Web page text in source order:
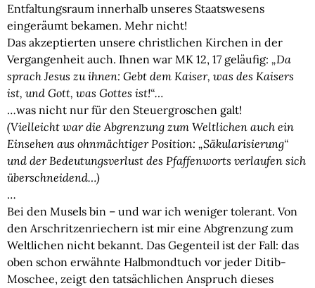
Entfaltungsraum innerhalb unseres Staatswesens
eingeräumt bekamen. Mehr nicht!
Das akzeptierten unsere christlichen Kirchen in der
Vergangenheit auch. Ihnen war MK 12, 17 geläufig: „Da
sprach Jesus zu ihnen: Gebt dem Kaiser, was des Kaisers
ist, und Gott, was Gottes ist!“…
…was nicht nur für den Steuergroschen galt!
(Vielleicht war die Abgrenzung zum Weltlichen auch ein
Einsehen aus ohnmächtiger Position: „Säkularisierung“
und der Bedeutungsverlust des Pfaffenworts verlaufen sich
überschneidend…)
…
Bei den Musels bin – und war ich weniger tolerant. Von
den Arschritzenriechern ist mir eine Abgrenzung zum
Weltlichen nicht bekannt. Das Gegenteil ist der Fall: das
oben schon erwähnte Halbmondtuch vor jeder Ditib-
Moschee, zeigt den tatsächlichen Anspruch dieses